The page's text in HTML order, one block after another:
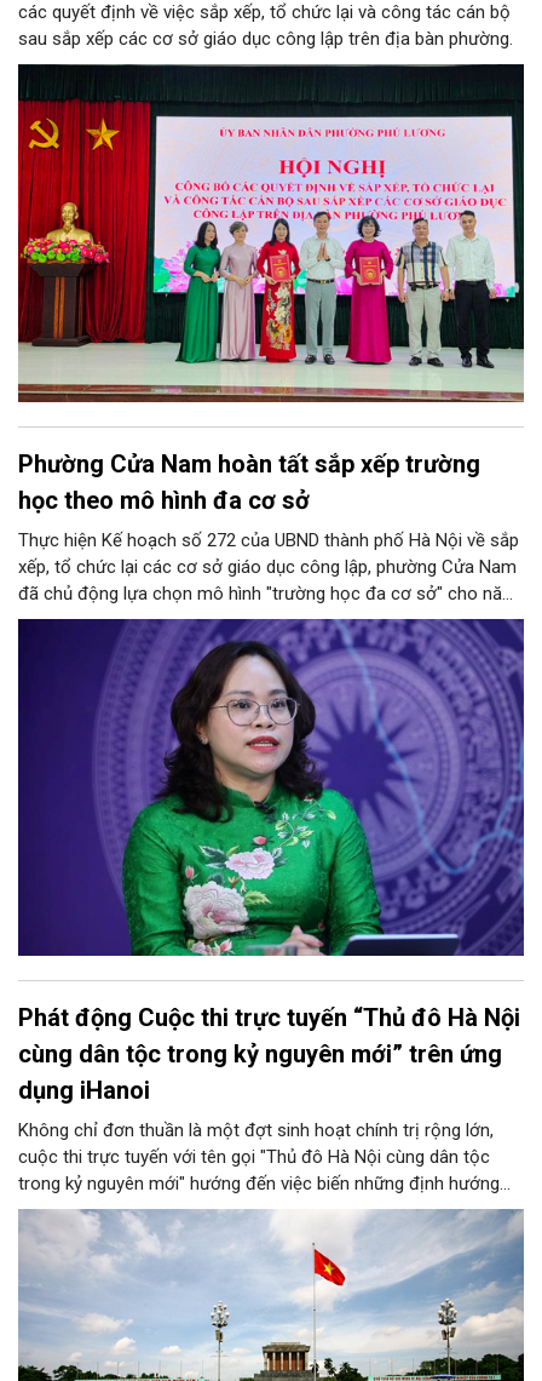
các quyết định về việc sắp xếp, tổ chức lại và công tác cán bộ
sau sắp xếp các cơ sở giáo dục công lập trên địa bàn phường.
Phường Cửa Nam hoàn tất sắp xếp trường
học theo mô hình đa cơ sở
Thực hiện Kế hoạch số 272 của UBND thành phố Hà Nội về sắp
xếp, tổ chức lại các cơ sở giáo dục công lập, phường Cửa Nam
đã chủ động lựa chọn mô hình "trường học đa cơ sở" cho năm
học 2026 - 2027. Phương án này vừa giúp tinh gọn đầu mối
quản lý, nâng cao hiệu quả khai thác cơ sở vật chất, vừa bảo
đảm nguyên tắc "không làm xáo trộn điểm học", giữ vững tâm
lý cho học sinh và phụ huynh. Trao đổi với Phóng viên Tạp chí
Người Hà Nội, đồng chí Trịnh Ngọc Trâm - UVBTV, Phó Chủ tịch
UBND phường Cửa Nam đã làm rõ nh
Phát động Cuộc thi trực tuyến “Thủ đô Hà Nội
cùng dân tộc trong kỷ nguyên mới” trên ứng
dụng iHanoi
Không chỉ đơn thuần là một đợt sinh hoạt chính trị rộng lớn,
cuộc thi trực tuyến với tên gọi "Thủ đô Hà Nội cùng dân tộc
trong kỷ nguyên mới" hướng đến việc biến những định hướng
chiến lược trong Nghị quyết số 02-NQ/TW của Bộ Chính trị
thành niềm tin, thành nhận thức chung của mỗi người dân.